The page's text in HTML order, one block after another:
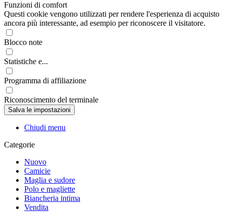
Funzioni di comfort
Questi cookie vengono utilizzati per rendere l'esperienza di acquisto
ancora più interessante, ad esempio per riconoscere il visitatore.
Blocco note
Statistiche e...
Programma di affiliazione
Riconoscimento del terminale
Chiudi menu
Categorie
Nuovo
Camicie
Maglia e sudore
Polo e magliette
Biancheria intima
Vendita